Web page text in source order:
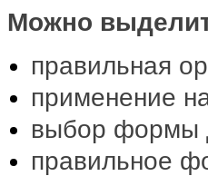
Можно
правильная
применение
выбор формы
правильное